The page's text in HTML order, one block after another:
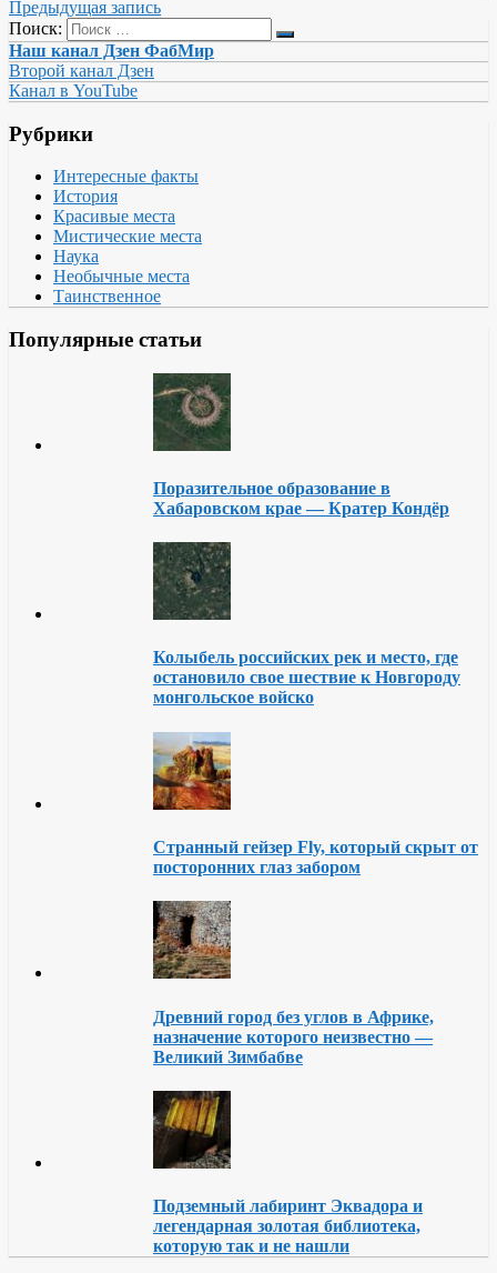
Отправить
Предыдущая запись
Поиск:
Наш канал Дзен ФабМир
Второй канал Дзен
Канал в YouTube
Рубрики
Интересные факты
История
Красивые места
Мистические места
Наука
Необычные места
Таинственное
Популярные статьи
Поразительное образование в
Хабаровском крае — Кратер Кондёр
Колыбель российских рек и место, где
остановило свое шествие к Новгороду
монгольское войско
Странный гейзер Fly, который скрыт от
посторонних глаз забором
Древний город без углов в Африке,
назначение которого неизвестно —
Великий Зимбабве
Подземный лабиринт Эквадора и
легендарная золотая библиотека,
которую так и не нашли